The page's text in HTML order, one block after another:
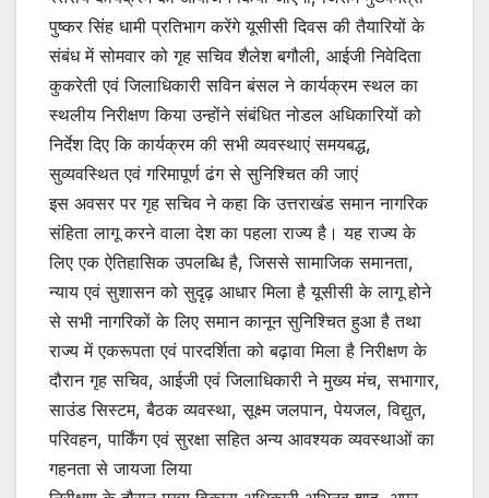
p o
k
पुष्कर सिंह धामी प्रतिभाग करेंगे यूसीसी दिवस की तैयारियों के
संबंध में सोमवार को गृह सचिव शैलेश बगौली, आईजी निवेदिता
कुकरेती एवं जिलाधिकारी सविन बंसल ने कार्यक्रम स्थल का
स्थलीय निरीक्षण किया उन्होंने संबंधित नोडल अधिकारियों को
निर्देश दिए कि कार्यक्रम की सभी व्यवस्थाएं समयबद्ध,
सुव्यवस्थित एवं गरिमापूर्ण ढंग से सुनिश्चित की जाएं
इस अवसर पर गृह सचिव ने कहा कि उत्तराखंड समान नागरिक
संहिता लागू करने वाला देश का पहला राज्य है। यह राज्य के
लिए एक ऐतिहासिक उपलब्धि है, जिससे सामाजिक समानता,
न्याय एवं सुशासन को सुदृढ़ आधार मिला है यूसीसी के लागू होने
से सभी नागरिकों के लिए समान कानून सुनिश्चित हुआ है तथा
राज्य में एकरूपता एवं पारदर्शिता को बढ़ावा मिला है निरीक्षण के
दौरान गृह सचिव, आईजी एवं जिलाधिकारी ने मुख्य मंच, सभागार,
साउंड सिस्टम, बैठक व्यवस्था, सूक्ष्म जलपान, पेयजल, विद्युत,
परिवहन, पार्किंग एवं सुरक्षा सहित अन्य आवश्यक व्यवस्थाओं का
गहनता से जायजा लिया